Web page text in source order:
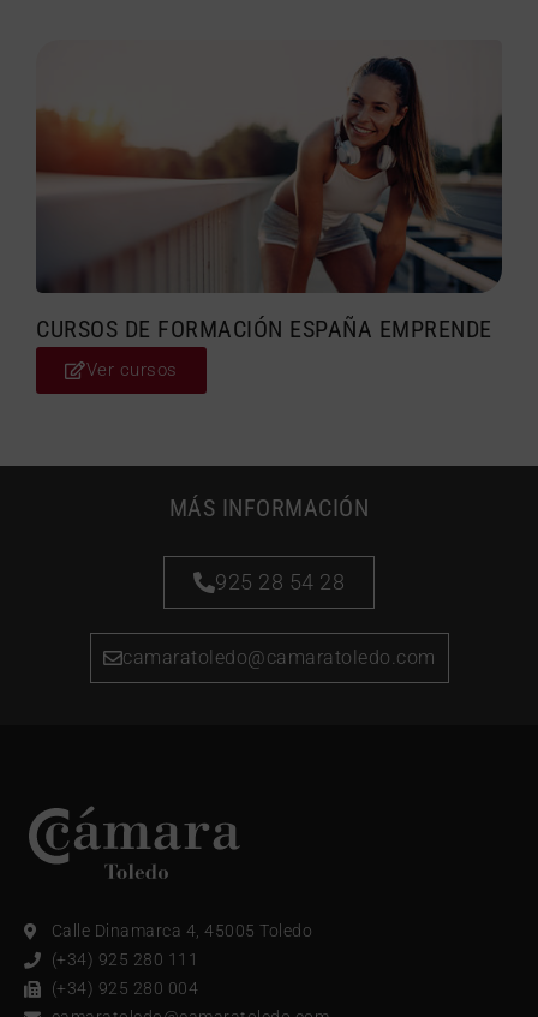
CURSOS DE FORMACIÓN ESPAÑA EMPRENDE
Ver cursos
MÁS INFORMACIÓN
925 28 54 28
camaratoledo@camaratoledo.com
Calle Dinamarca 4, 45005 Toledo
(+34) 925 280 111
(+34) 925 280 004